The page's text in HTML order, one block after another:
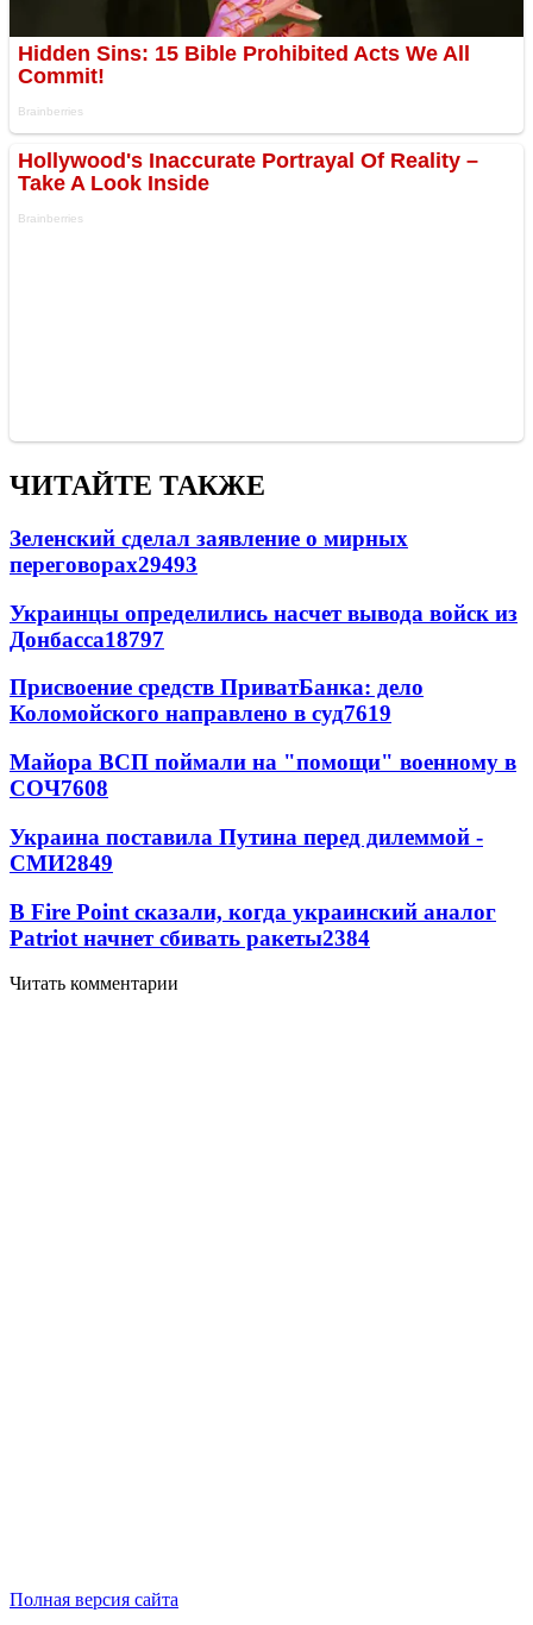
ЧИТАЙТЕ ТАКЖЕ
Зеленский сделал заявление о мирных
переговорах29493
Украинцы определились насчет вывода войск из
Донбасса18797
Присвоение средств ПриватБанка: дело
Коломойского направлено в суд7619
Майора ВСП поймали на "помощи" военному в
СОЧ7608
Украина поставила Путина перед дилеммой -
СМИ2849
В Fire Point сказали, когда украинский аналог
Patriot начнет сбивать ракеты2384
Читать комментарии
Полная версия сайта